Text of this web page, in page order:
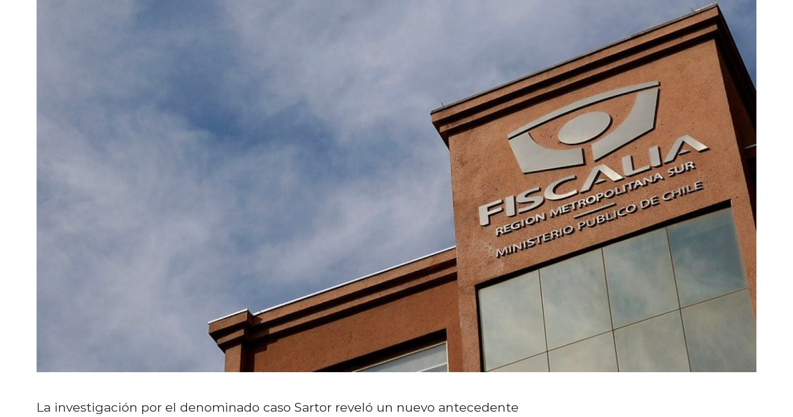
La investigación por el denominado caso Sartor reveló un nuevo antecedente